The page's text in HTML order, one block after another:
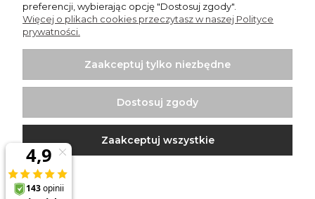
Włodzimierz Dziwiński Went-Dom - wentylatory
łazienkowe, wentylatory przemysłowe, kratki nierdzewne |
Punkt sprzedaży: Bartycka 26 Pawilon 29, 00-716 Warszawa |
NIP: 1250599895 | REGON: 012437058 | Email:
sklep@wentylator.co
| Telefon:663 920 780
Projekt i wykonanie:Ecommercy.pl
preferencji, wybierając opcję "Dostosuj zgody".
Więcej o plikach cookies przeczytasz w naszej Polityce
prywatności.
Zaakceptuj tylko niezbędne
Dostosuj zgody
Zaakceptuj wszystkie